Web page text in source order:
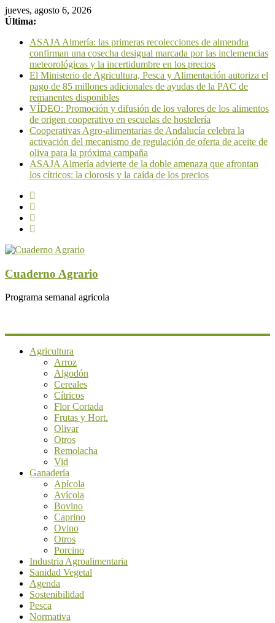
jueves, agosto 6, 2026
Última:
ASAJA Almería: las primeras recolecciones de almendra
confirman una cosecha desigual marcada por las inclemencias
meteorológicas y la incertidumbre en los precios
El Ministerio de Agricultura, Pesca y Alimentación autoriza el
pago de 85 millones adicionales de ayudas de la PAC de
remanentes disponibles
VÍDEO: Promoción y difusión de los valores de los alimentos
de origen cooperativo en escuelas de hostelería
Cooperativas Agro-alimentarias de Andalucía celebra la
activación del mecanismo de regulación de oferta de aceite de
oliva para la próxima campaña
ASAJA Almería advierte de la doble amenaza que afrontan
los cítricos: la clorosis y la caída de los precios
Cuaderno Agrario
Programa semanal agricola
Agricultura
Arroz
Algodón
Cereales
Cítricos
Flor Cortada
Frutas y Hort.
Olivar
Otros
Remolacha
Vid
Ganadería
Apícola
Avícola
Bovino
Caprino
Ovino
Otros
Porcino
Industria Agroalimentaria
Sanidad Vegetal
Agenda
Sostenibilidad
Pesca
Normativa